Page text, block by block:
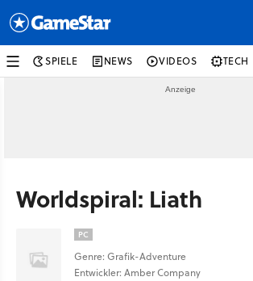
SPIELE NEWS VIDEOS TECH
Worldspiral: Liath
PC
Genre: Grafik-Adventure
Entwickler: Amber Company